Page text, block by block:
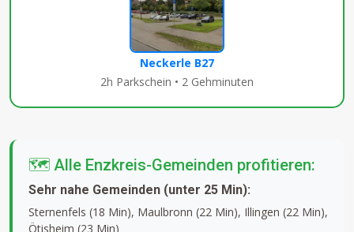
Neckerle B27
2h Parkschein • 2 Gehminuten
🗺️ Alle Enzkreis-Gemeinden profitieren:
Sehr nahe Gemeinden (unter 25 Min):
Sternenfels (18 Min), Maulbronn (22 Min), Illingen (22 Min),
Ötisheim (23 Min)